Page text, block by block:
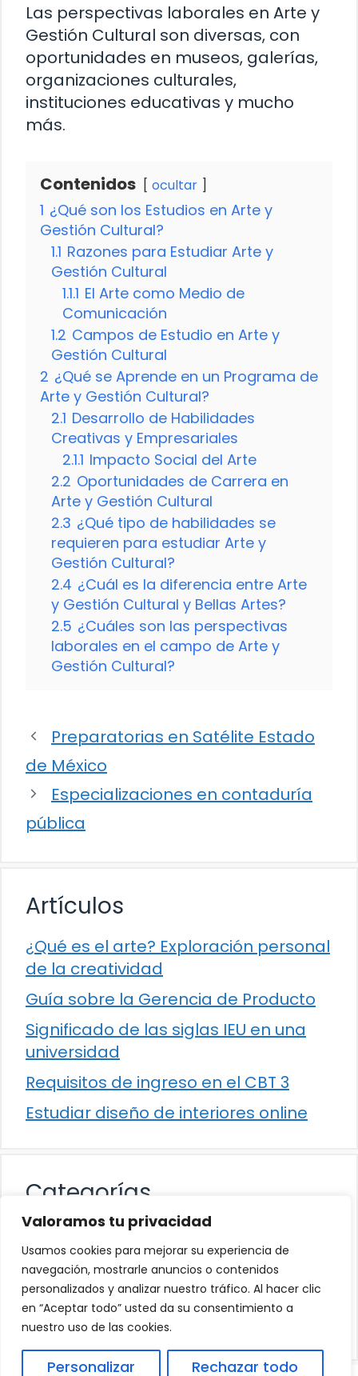
Valoramos tu privacidad
Usamos cookies para mejorar su experiencia de
navegación, mostrarle anuncios o contenidos
personalizados y analizar nuestro tráfico. Al hacer clic
en “Aceptar todo” usted da su consentimiento a
nuestro uso de las cookies.
Personalizar Rechazar todo
Las perspectivas laborales en Arte y
Gestión Cultural son diversas, con
oportunidades en museos, galerías,
organizaciones culturales,
instituciones educativas y mucho
más.
Contenidos ocultar
1 ¿Qué son los Estudios en Arte y
Gestión Cultural?
1.1 Razones para Estudiar Arte y
Gestión Cultural
1.1.1 El Arte como Medio de
Comunicación
1.2 Campos de Estudio en Arte y
Gestión Cultural
2 ¿Qué se Aprende en un Programa de
Arte y Gestión Cultural?
2.1 Desarrollo de Habilidades
Creativas y Empresariales
2.1.1 Impacto Social del Arte
2.2 Oportunidades de Carrera en
Arte y Gestión Cultural
2.3 ¿Qué tipo de habilidades se
requieren para estudiar Arte y
Gestión Cultural?
2.4 ¿Cuál es la diferencia entre Arte
y Gestión Cultural y Bellas Artes?
2.5 ¿Cuáles son las perspectivas
laborales en el campo de Arte y
Gestión Cultural?
Preparatorias en Satélite Estado
de México
Especializaciones en contaduría
pública
Artículos
¿Qué es el arte? Exploración personal
de la creatividad
Guía sobre la Gerencia de Producto
Significado de las siglas IEU en una
universidad
Requisitos de ingreso en el CBT 3
Estudiar diseño de interiores online
Categorías
Cultura
Educación
Eventos
Trabajo